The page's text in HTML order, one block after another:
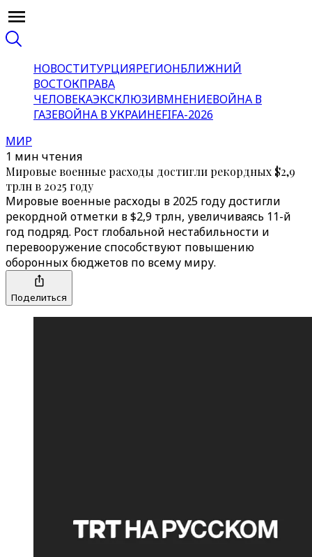
НОВОСТИТУРЦИЯРЕГИОНБЛИЖНИЙ
ВОСТОКПРАВА
ЧЕЛОВЕКАЭКСКЛЮЗИВМНЕНИЕВОЙНА В
ГАЗЕВОЙНА В УКРАИНЕFIFA-2026
МИР
1 мин чтения
Мировые военные расходы достигли рекордных $2,9
трлн в 2025 году
Мировые военные расходы в 2025 году достигли
рекордной отметки в $2,9 трлн, увеличиваясь 11-й
год подряд. Рост глобальной нестабильности и
перевооружение способствуют повышению
оборонных бюджетов по всему миру.
Поделиться